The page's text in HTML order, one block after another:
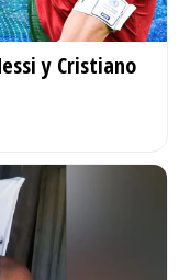
y Cristiano